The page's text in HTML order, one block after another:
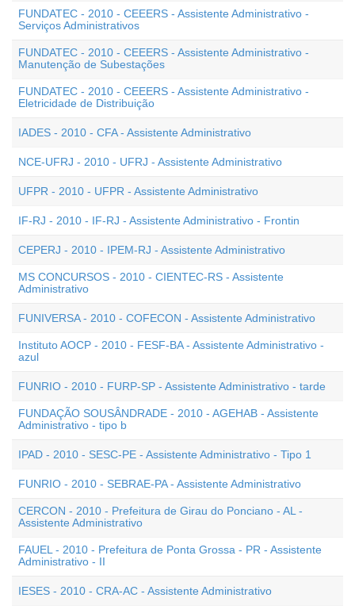
FUNDATEC - 2010 - CEEERS - Assistente Administrativo -
Serviços Administrativos
FUNDATEC - 2010 - CEEERS - Assistente Administrativo -
Manutenção de Subestações
FUNDATEC - 2010 - CEEERS - Assistente Administrativo -
Eletricidade de Distribuição
IADES - 2010 - CFA - Assistente Administrativo
NCE-UFRJ - 2010 - UFRJ - Assistente Administrativo
UFPR - 2010 - UFPR - Assistente Administrativo
IF-RJ - 2010 - IF-RJ - Assistente Administrativo - Frontin
CEPERJ - 2010 - IPEM-RJ - Assistente Administrativo
MS CONCURSOS - 2010 - CIENTEC-RS - Assistente
Administrativo
FUNIVERSA - 2010 - COFECON - Assistente Administrativo
Instituto AOCP - 2010 - FESF-BA - Assistente Administrativo -
azul
FUNRIO - 2010 - FURP-SP - Assistente Administrativo - tarde
FUNDAÇÃO SOUSÂNDRADE - 2010 - AGEHAB - Assistente
Administrativo - tipo b
IPAD - 2010 - SESC-PE - Assistente Administrativo - Tipo 1
FUNRIO - 2010 - SEBRAE-PA - Assistente Administrativo
CERCON - 2010 - Prefeitura de Girau do Ponciano - AL -
Assistente Administrativo
FAUEL - 2010 - Prefeitura de Ponta Grossa - PR - Assistente
Administrativo - II
IESES - 2010 - CRA-AC - Assistente Administrativo